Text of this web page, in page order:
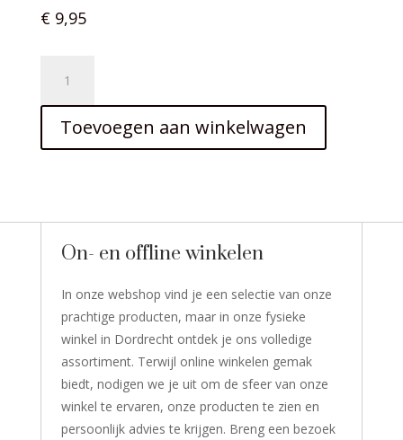
€9,95
porselein
aantal
Toevoegen aan winkelwagen
On- en offline winkelen
In onze webshop vind je een selectie van onze
prachtige producten, maar in onze fysieke
winkel in Dordrecht ontdek je ons volledige
assortiment. Terwijl online winkelen gemak
biedt, nodigen we je uit om de sfeer van onze
winkel te ervaren, onze producten te zien en
persoonlijk advies te krijgen. Breng een bezoek